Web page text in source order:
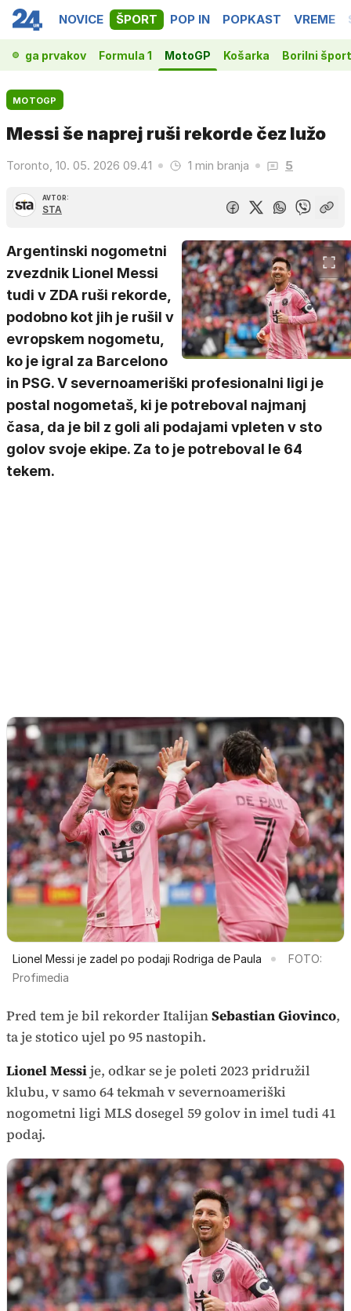
NOVICE ŠPORT POP IN POPKAST VREME
Liga prvakov Formula 1 MotoGP Košarka Borilni
MOTOGP
Messi še naprej ruši rekorde čez lužo
Toronto, 10. 05. 2026 09.41 1 min branja 5
AVTOR:
STA
Argentinski nogometni
zvezdnik Lionel Messi
tudi v ZDA ruši rekorde,
podobno kot jih je rušil v
evropskem nogometu,
ko je igral za Barcelono
in PSG. V severnoameriški profesionalni ligi je
postal nogometaš, ki je potreboval najmanj
časa, da je bil z goli ali podajami vpleten v sto
golov svoje ekipe. Za to je potreboval le 64
tekem.
Lionel Messi je zadel po podaji Rodriga de Paula
FOTO:
Profimedia
Pred tem je bil rekorder ItalijanSebastian Giovinco,
ta je stotico ujel po 95 nastopih.
Lionel Messije, odkar se je poleti 2023 pridružil
klubu, v samo 64 tekmah v severnoameriški
nogometni ligi MLS dosegel 59 golov in imel tudi 41
podaj.